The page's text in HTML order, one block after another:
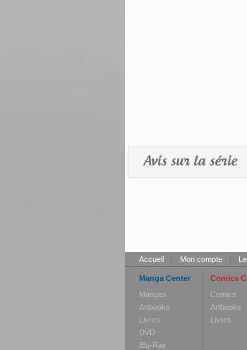
Avis sur la série
Accueil | Mon compte |
Manga Center
Mangas
Artbooks
Livres
DVD
Blu-Ray
Comics
Comics
Artbooks
Livres